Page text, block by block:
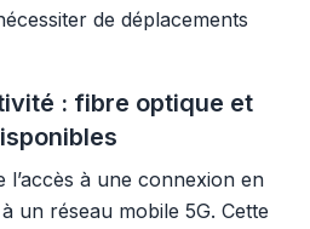
de déplacements
: fibre optique et
l’accès à une connexion en
un réseau mobile 5G. Cette